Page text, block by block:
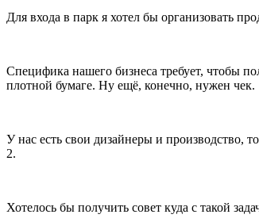
Для входа в парк я хотел бы организовать
Специфика нашего бизнеса требует, чтобы
плотной бумаге. Ну ещё, конечно, нужен чек.
У нас есть свои дизайнеры и производство,
2.
Хотелось бы получить совет куда с такой